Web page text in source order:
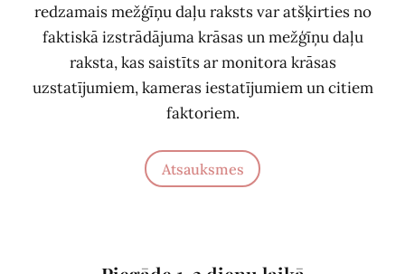
redzamais mežģīņu daļu raksts var atšķirties no
faktiskā izstrādājuma krāsas un mežģīņu daļu
raksta, kas saistīts ar monitora krāsas
uzstatījumiem, kameras iestatījumiem un citiem
faktoriem.
Atsauksmes